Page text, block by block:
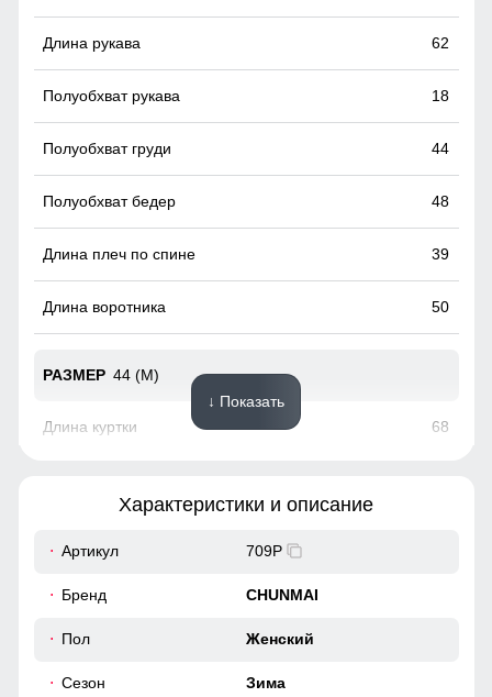
хранения других мелочей, например ключи или телефон.
Карман служит для хранения карточки Ski-Pass(
горнолыжных курортах). Кармашек может служить местом
Съемный ветрозащитный капюшон
62
18
44
48
39
50
44 (M)
68
↓ Показать
Характеристики и описание
Артикул 709P
Бренд CHUNMAI
Пол Женский
Сезон Зима